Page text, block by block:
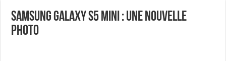
Samsung Galaxy S5 Mini : une nouvelle
photo